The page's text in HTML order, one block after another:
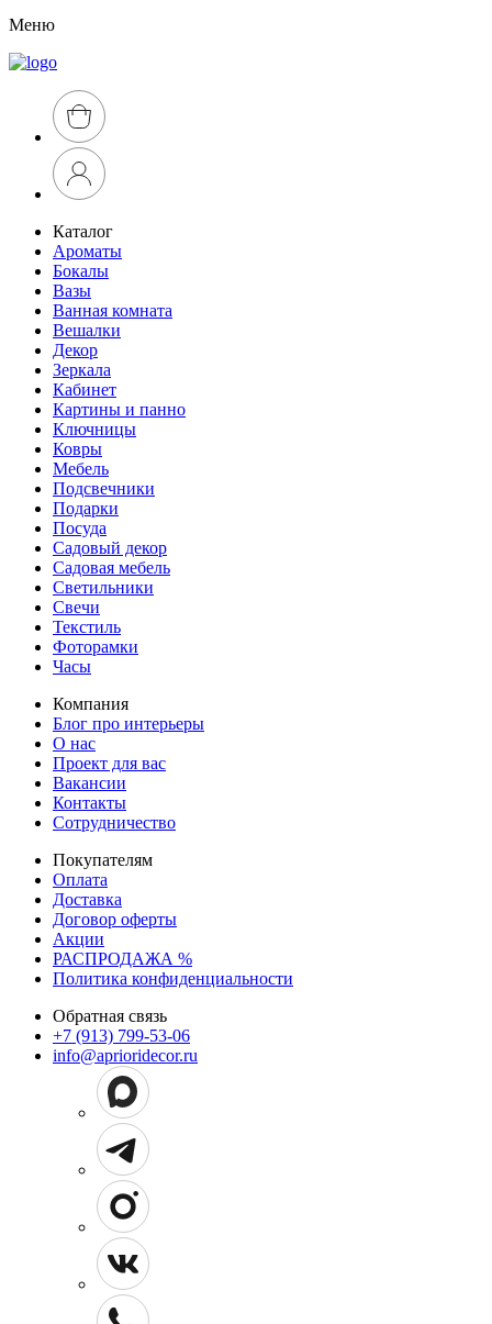
Меню
Каталог
Ароматы
Бокалы
Вазы
Ванная комната
Вешалки
Декор
Зеркала
Кабинет
Картины и панно
Ключницы
Ковры
Мебель
Подсвечники
Подарки
Посуда
Садовый декор
Садовая мебель
Светильники
Свечи
Текстиль
Фоторамки
Часы
Компания
Блог про интерьеры
О нас
Проект для вас
Вакансии
Контакты
Сотрудничество
Покупателям
Оплата
Доставка
Договор оферты
Акции
РАСПРОДАЖА %
Политика конфиденциальности
Обратная связь
+7 (913) 799-53-06
info@aprioridecor.ru